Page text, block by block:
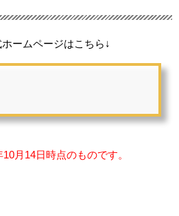
ームページはこちら↓
月14日時点のものです。